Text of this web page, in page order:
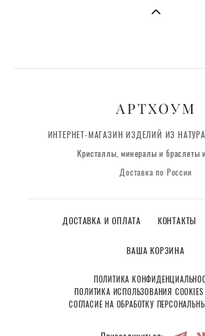
АРТХОУМ
ИНТЕРНЕТ-МАГАЗИН ИЗДЕЛИЙ ИЗ
Кристаллы, минералы и браслеты
Доставка по России
ДОСТАВКА И ОПЛАТА КОНТАКТЫ
ВАША КОРЗИНА
ПОЛИТИКА
ПОЛИТИКА ИСПОЛЬЗОВАНИЯ
СОГЛАСИЕ НА ОБРАБОТКУ